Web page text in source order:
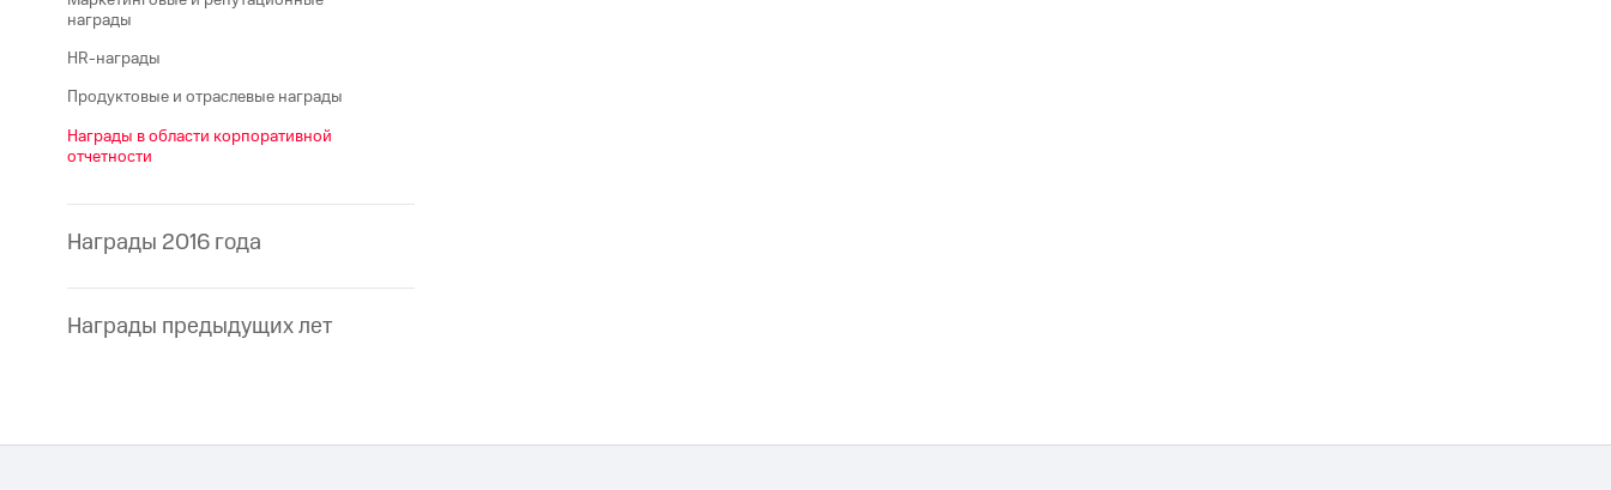
награды
HR-награды
Продуктовые и отраслевые награды
Награды в области корпоративной
отчетности
Награды 2016 года
Награды предыдущих лет